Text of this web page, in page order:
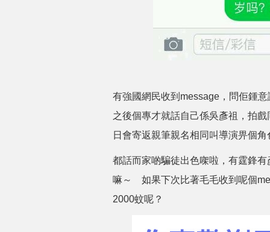
有強國網民收到message，問佢鍾
之後個專才就話自己係吳彥祖，拍
日會寄返親筆親名相同叫導演畀個
都話而家啲騙徒出色㗎啦，有霆鋒
嘛～ 如果下次比著毛毛收到呢個
2000蚊呢？